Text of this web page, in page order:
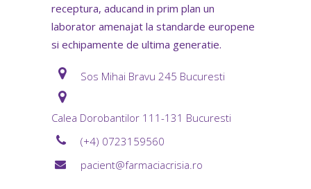
receptura, aducand in prim plan un
laborator amenajat la standarde europene
si echipamente de ultima generatie.
Sos Mihai Bravu 245 Bucuresti
Calea Dorobantilor 111-131 Bucuresti
(+4) 0723159560
pacient@farmaciacrisia.ro